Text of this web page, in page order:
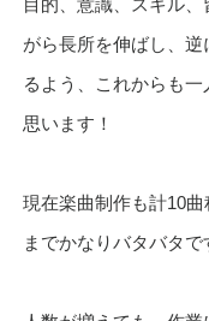
目的、意識、スキル
がら長所を伸ばし、
るよう、これからも
思います！
現在楽曲制作も計10
までかなりバタバタで